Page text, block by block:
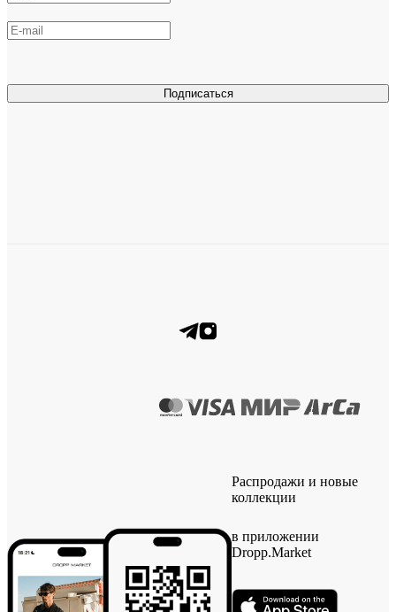
Подписаться
Распродажи и новые
коллекции
в приложении
Dropp.Market